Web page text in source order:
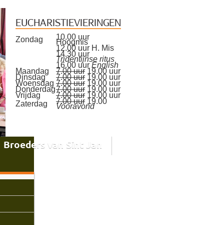
EUCHARISTIEVIERINGEN
Zondag 10.00 uur
Hoogmis
12.00 uur H. Mis
14.30 uur
Tridentijnse ritus
16.00 uur English
Maandag 7.00 uur 19.00 uur
Dinsdag 7.00 uur 19.00 uur
Woensdag 7.00 uur 19.00 uur
Donderdag7.00 uur 19.00 uur
Vrijdag 7.00 uur 19.00 uur
Zaterdag
7.00 uur 19.00
Vooravond
Broeders van Sint Jan